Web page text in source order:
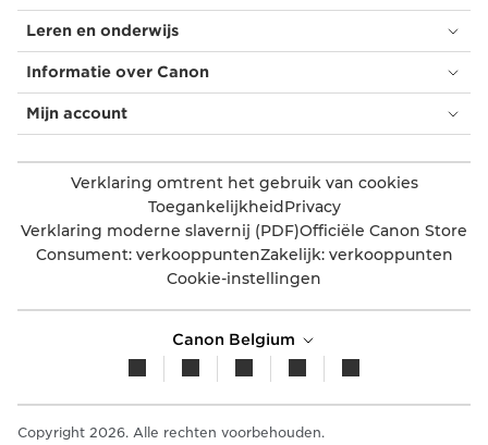
Leren en onderwijs
Informatie over Canon
Mijn account
Verklaring omtrent het gebruik van cookies
ToegankelijkheidPrivacy
Verklaring moderne slavernij (PDF)Officiële Canon Store
Consument: verkooppuntenZakelijk: verkooppunten
Cookie-instellingen
Canon Belgium
Copyright 2026. Alle rechten voorbehouden.